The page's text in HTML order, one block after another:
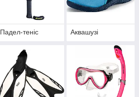
Падел-теніс Аквашузі